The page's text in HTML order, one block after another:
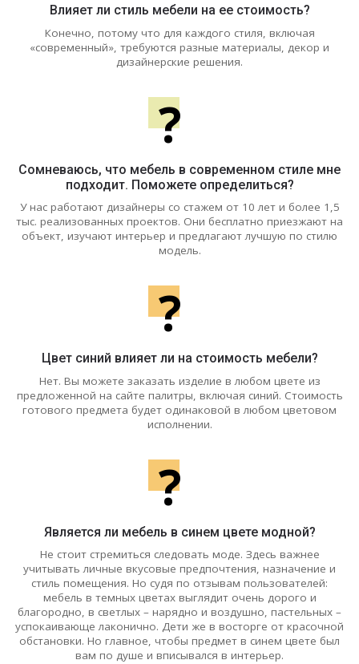
Влияет ли стиль мебели на ее стоимость?
Конечно, потому что для каждого стиля, включая
«современный», требуются разные материалы, декор и
дизайнерские решения.
?
Сомневаюсь, что мебель в современном стиле мне
подходит. Поможете определиться?
У нас работают дизайнеры со стажем от 10 лет и более 1,5
тыс. реализованных проектов. Они бесплатно приезжают на
объект, изучают интерьер и предлагают лучшую по стилю
модель.
?
Цвет синий влияет ли на стоимость мебели?
Нет. Вы можете заказать изделие в любом цвете из
предложенной на сайте палитры, включая синий. Стоимость
готового предмета будет одинаковой в любом цветовом
исполнении.
?
Является ли мебель в синем цвете модной?
Не стоит стремиться следовать моде. Здесь важнее
учитывать личные вкусовые предпочтения, назначение и
стиль помещения. Но судя по отзывам пользователей:
мебель в темных цветах выглядит очень дорого и
благородно, в светлых – нарядно и воздушно, пастельных –
успокаивающе лаконично. Дети же в восторге от красочной
обстановки. Но главное, чтобы предмет в синем цвете был
вам по душе и вписывался в интерьер.